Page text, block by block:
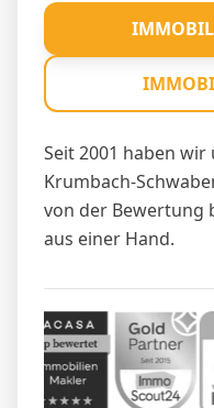
Seit 2001 haben
Krumbach-
von der Bewertung
aus einer Hand.